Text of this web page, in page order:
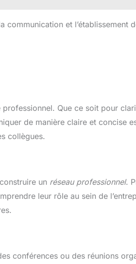
et l’établissement
Que ce soit pour
de manière claire et concise
collègues.
un réseau professionnel.
leur rôle au sein de
conférences ou des réunions